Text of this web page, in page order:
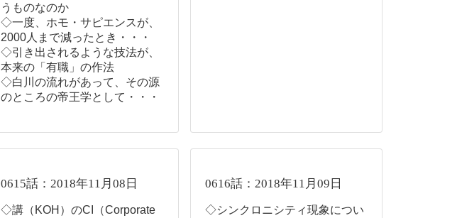
うものなのか
◇一度、ホモ・サピエンスが、
2000人まで減ったとき・・・
◇引き出されるような技法が、
本来の「有職」の作法
◇白川の流れがあって、その源
のところの帝王学として・・・
0615話：2018年11月08日
◇講（KOH）のCI（Corporate
0616話：2018年11月09日
◇シンクロニシティ現象につい